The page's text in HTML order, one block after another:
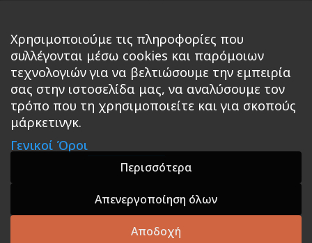
Διαβάστε περισσότερα
Προσθήκη στο καλάθι
Κεντρική Βιβλία
Roleplaying Games Ψυχαγωγία Εκδόσεις Βάρδος
Σε Προσφορά
A theme by GradientThemes - A theme by Gradient
Themes
Χρησιμοποιούμε τις πληροφορίες που
συλλέγονται μέσω cookies και παρόμοιων
τεχνολογιών για να βελτιώσουμε την εμπειρία
σας στην ιστοσελίδα μας, να αναλύσουμε τον
τρόπο που τη χρησιμοποιείτε και για σκοπούς
μάρκετινγκ.
Γενικοί Όροι
Περισσότερα
Απενεργοποίηση όλων
Αποδοχή